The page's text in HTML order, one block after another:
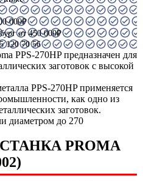
000₽
от 450 000₽
120 70 56
PPS-270HP предназначен для
заготовок с высокой
PРS-270HP применяется
как одно из
заготовок.
диаметром до 270
PROMA